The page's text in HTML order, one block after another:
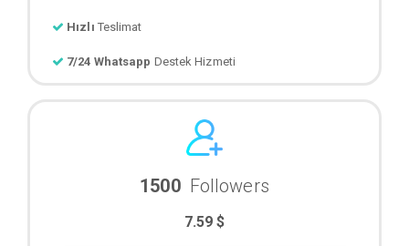
Hızlı Teslimat
7/24 Whatsapp Destek Hizmeti
1500 Followers
7.59 $